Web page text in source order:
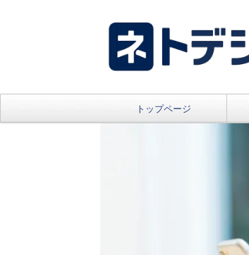
トップページ